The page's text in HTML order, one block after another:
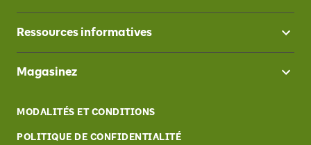
Ressources informatives
Magasinez
MODALITÉS ET CONDITIONS
POLITIQUE DE CONFIDENTIALITÉ